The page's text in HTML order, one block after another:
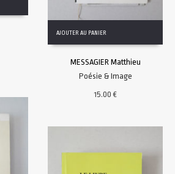
AJOUTER AU PANIER
MESSAGIER Matthieu
Poésie & Image
15.00€